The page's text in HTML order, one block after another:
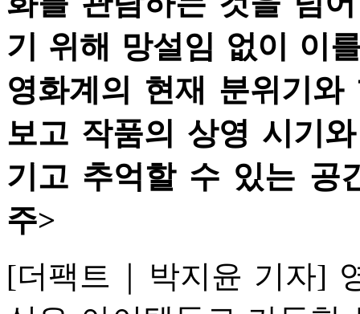
기 위해 망설임 없이 이
영화계의 현재 분위기
보고 작품의 상영 시기
기고 추억할 수 있는 공
주>
[더팩트｜박지윤 기자]